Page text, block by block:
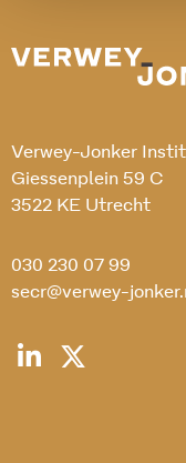
Verwey-Jonker
Giessenplein 59 C
3522 KE Utrecht
030 230 07 99
secr@verwey-